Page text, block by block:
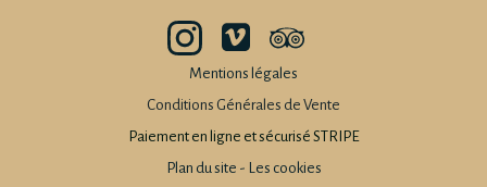
Mentions légales
Conditions Générales de Vente
Paiement en ligne et sécurisé STRIPE
Plan du site -
Les cookies